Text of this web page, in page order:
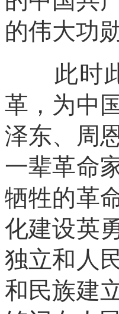
的伟大功
此时此
革，为中
泽东、周
一辈革命
牺牲的革
化建设英
独立和人
和民族建